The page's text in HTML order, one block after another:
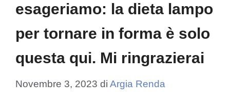
esageriamo: la dieta lampo
per tornare in forma è solo
questa qui. Mi ringrazierai
Novembre 3, 2023 di Argia Renda